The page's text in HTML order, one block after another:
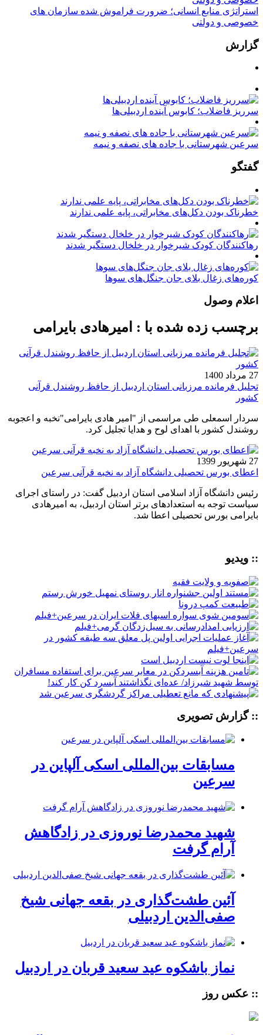
استراتژی منابع انسانی؛ ضرورت فراموش شده سازمان های
خصوصی و دولتی
گزارش
سرریز فاضلاب؛ کابوس آینده اردبیلی‌ها
سرعین شهرستانی با جاده های نصفه و نیمه
گفتگو
خطرناک بودن دکل‌های مخابراتی، پایه علمی ندارند
رهاکنندگان کودک شیرخوار در خلخال دستگیر شدند
کوره‌های زغال بلای جان جنگل‌های سوها
اعلام وصول
برچسب زده شده با : امیرهادی بایرامی
27 مرداد 1400
تجلیل فرمانده مرزبانی استان اردبیل از حافظ روشندل قرآنی
کشور
سردار اسمعلی طی مراسمی از "امیر هادی بایرامی"نخبه و اعجوبه
روشندل کشور با اهدای لوح و هدایا تجلیل کرد.
27 شهریور 1399
اعطای بورس تحصیلی دانشگاه آزاد به نخبه قرآنی سرعین
رئیس دانشگاه آزاد اسلامی استان اردبیل گفت: در راستای اجرای
سیاست توجه به استعدادهای برتر استان اردبیل، به امیرهادی
بایرامی بورس تحصیلی اعطا شد.
:: ویدیو
:: گزارش تصویری
مسابقات بین‌المللی اسکی آلپاین در
سرعین
شهید محمدرضا نوروزی در زادگاهش
آرام گرفت
آئین طشت‌گذاری در بقعه جهانی شیخ
صفی‌الدین اردبیلی
نماز باشکوه عید سعید قربان در اردبیل
:: عکس روز